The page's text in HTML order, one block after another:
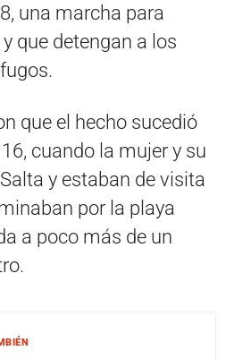
una marcha para
que detengan a los
que el hecho sucedió
cuando la mujer y su
y estaban de visita
por la playa
a poco más de un